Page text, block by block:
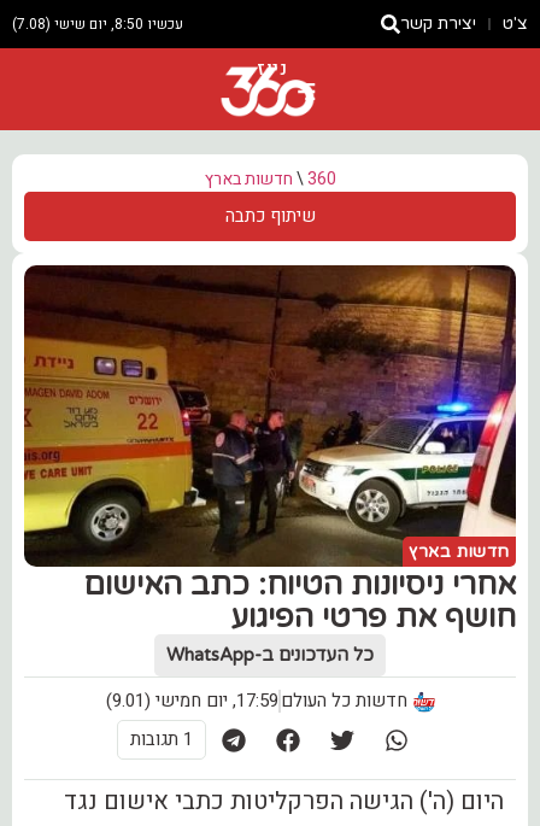
צ'ט יצירת קשר עכשיו 8:50, יום שישי (7.08)
ניוז
360
\חדשות בארץ
שיתוף כתבה
חדשות בארץ
אחרי ניסיונות הטיוח: כתב האישום
חושף את פרטי הפיגוע
כל העדכונים ב-WhatsApp
חדשות כל העולם17:59, יום חמישי (9.01)
1 תגובות
היום (ה') הגישה הפרקליטות כתבי אישום נגד